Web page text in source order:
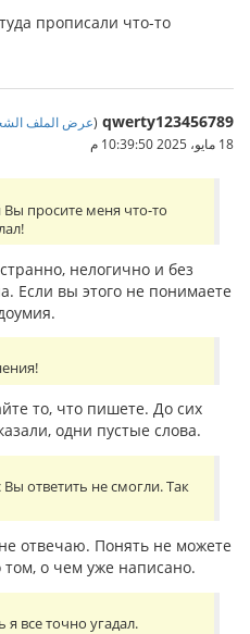
прописали что-то
qwerty123456789
(عرض الملف
18 مايو، 2025 10:39:50 م
Вы просите меня что-то
нелогично и без
Если вы этого не понимаете
то, что пишете. До сих
одни пустые слова.
ответить не смогли. Так
отвечаю. Понять не можете
о чем уже написано.
все точно угадал.